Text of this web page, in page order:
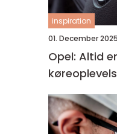
inspiration
01. December 2025
Opel: Altid